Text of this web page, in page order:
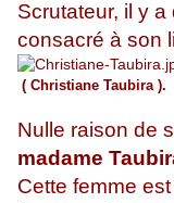
Scrutateur, il y
consacré à son
( Christiane Taubira ).
Nulle raison de
madame
Cette femme